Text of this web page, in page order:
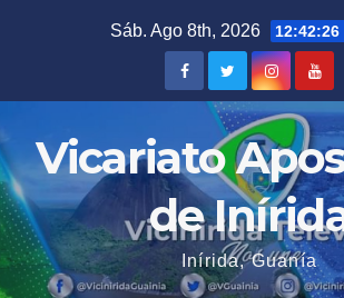
Sáb. Ago 8th, 2026 12:42:27
Vicariato
de
Inírida, Guanía